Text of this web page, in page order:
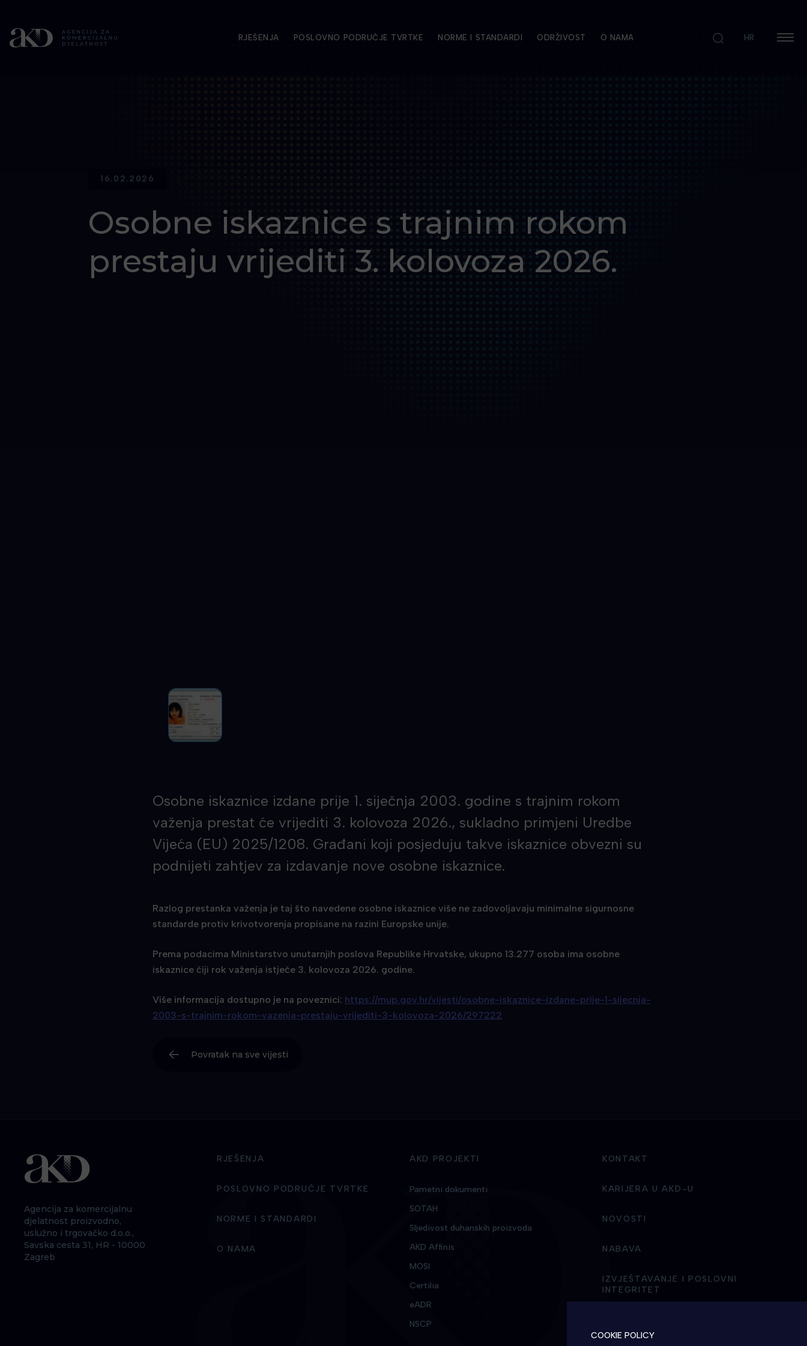
RJEŠENJA POSLOVNO PODRUČJE TVRTKE NORME I STANDARDI ODRŽIVOST O NAMA HR
16.02.2026
Osobne iskaznice s trajnim rokom
prestaju vrijediti 3. kolovoza 2026.
Osobne iskaznice izdane prije 1. siječnja 2003. godine s trajnim rokom
važenja prestat će vrijediti 3. kolovoza 2026., sukladno primjeni Uredbe
Vijeća (EU) 2025/1208. Građani koji posjeduju takve iskaznice obvezni su
podnijeti zahtjev za izdavanje nove osobne iskaznice.
Razlog prestanka važenja je taj što navedene osobne iskaznice više ne zadovoljavaju minimalne sigurnosne
standarde protiv krivotvorenja propisane na razini Europske unije.
Prema podacima Ministarstvo unutarnjih poslova Republike Hrvatske, ukupno 13.277 osoba ima osobne
iskaznice čiji rok važenja istječe 3. kolovoza 2026. godine.
Više informacija dostupno je na poveznici: https://mup.gov.hr/vijesti/osobne-iskaznice-izdane-prije-1-sijecnja-
2003-s-trajnim-rokom-vazenja-prestaju-vrijediti-3-kolovoza-2026/297222
Povratak na sve vijesti
Agencija za komercijalnu
djelatnost proizvodno,
uslužno i trgovačko d.o.o.,
Savska cesta 31, HR - 10000
Zagreb
RJEŠENJA
POSLOVNO PODRUČJE TVRTKE
NORME I STANDARDI
O NAMA
AKD PROJEKTI
Pametni dokumenti
SOTAH
Sljedivost duhanskih proizvoda
AKD Affinis
MOSI
Certilia
eADR
NSCP
KONTAKT
KARIJERA U AKD-U
NOVOSTI
NABAVA
IZVJEŠTAVANJE I POSLOVNI
INTEGRITET
COOKIE POLICY